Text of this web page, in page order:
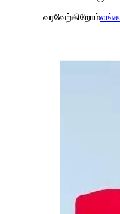
வரவேற்கிறோம்